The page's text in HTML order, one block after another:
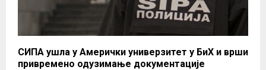
СИПА ушла у Амерички универзитет у БиХ и врши
привремено одузимање документације